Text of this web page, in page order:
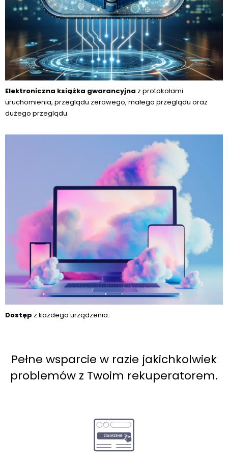
Elektroniczna książka gwarancyjna z protokołami
uruchomienia, przeglądu zerowego, małego przeglądu oraz
dużego przeglądu.
Dostęp z każdego urządzenia.
Pełne wsparcie w razie jakichkolwiek
problemów z Twoim rekuperatorem.